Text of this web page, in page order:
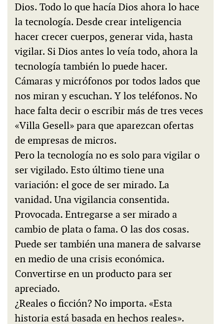
Dios. Todo lo que hacía Dios ahora lo hace
la tecnología. Desde crear inteligencia
hacer crecer cuerpos, generar vida, hasta
vigilar. Si Dios antes lo veía todo, ahora la
tecnología también lo puede hacer.
Cámaras y micrófonos por todos lados que
nos miran y escuchan. Y los teléfonos. No
hace falta decir o escribir más de tres veces
«Villa Gesell» para que aparezcan ofertas
de empresas de micros.
Pero la tecnología no es solo para vigilar o
ser vigilado. Esto último tiene una
variación: el goce de ser mirado. La
vanidad. Una vigilancia consentida.
Provocada. Entregarse a ser mirado a
cambio de plata o fama. O las dos cosas.
Puede ser también una manera de salvarse
en medio de una crisis económica.
Convertirse en un producto para ser
apreciado.
¿Reales o ficción? No importa. «Esta
historia está basada en hechos reales».